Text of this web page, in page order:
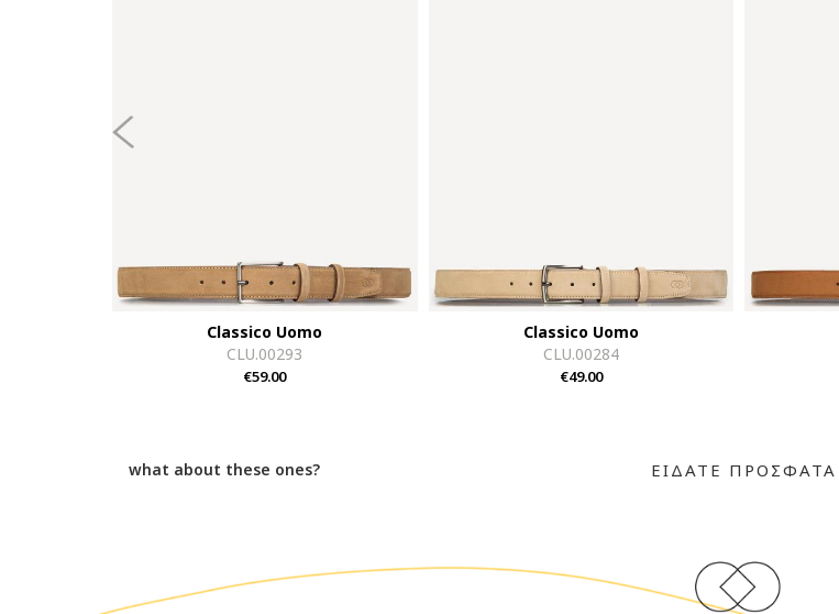
Classico Uomo
CLU.00293
€59.00
Classico Uomo
CLU.00284
€49.00
what about these ones? ΕΙΔΑΤΕ ΠΡΟΣΦΑΤΑ